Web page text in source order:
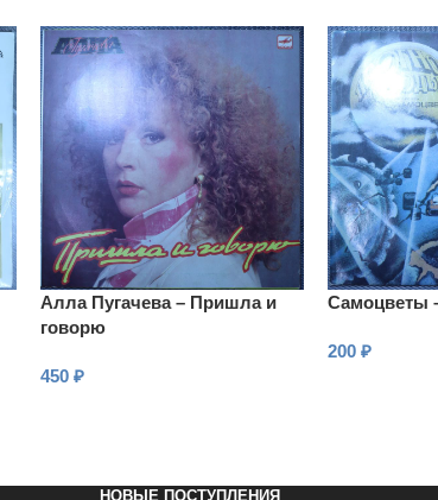
Алла Пугачева – Пришла и
говорю
450 ₽
Самоцветы
200₽
НОВЫЕ ПОСТУПЛЕНИЯ